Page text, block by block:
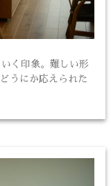
く印象。難しい形
うにか応えられた